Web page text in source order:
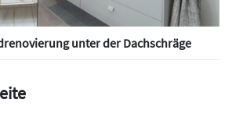
unter der Dachschräge